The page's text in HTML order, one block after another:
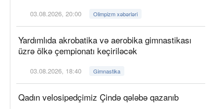
03.08.2026, 20:00 Olimpizm xəbərləri
Yardımlıda akrobatika və aerobika gimnastikası
üzrə ölkə çempionatı keçiriləcək
03.08.2026, 18:40 Gimnastika
Qadın velosipedçimiz Çində qələbə qazanıb